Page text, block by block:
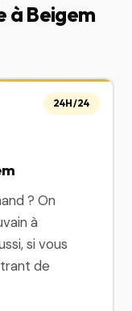
à Beigem
? On
à
si vous
de
24H/24